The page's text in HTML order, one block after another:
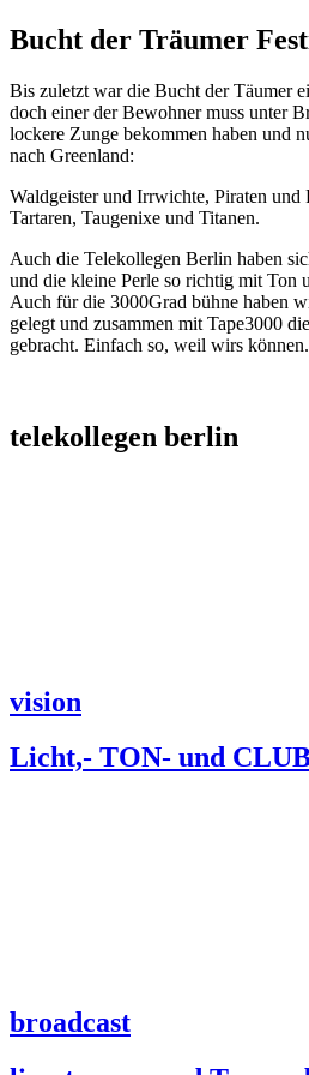
Bucht der Träumer
Bis zuletzt war die Bucht der Täumer
doch einer der Bewohner muss unter
lockere Zunge bekommen haben und
nach Greenland:
Waldgeister und Irrwichte, Piraten und
Tartaren, Taugenixe und Titanen.
Auch die Telekollegen Berlin haben
und die kleine Perle so richtig mit Ton
Auch für die 3000Grad bühne haben
gelegt und zusammen mit Tape3000
gebracht. Einfach so, weil wirs können.
telekollegen berlin
vision
Licht,- TON- und
broadcast